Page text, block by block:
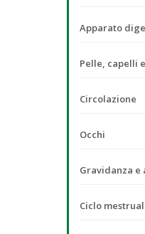
Apparato
Pelle, capelli
Circolazione
Occhi
Gravidanza
Ciclo